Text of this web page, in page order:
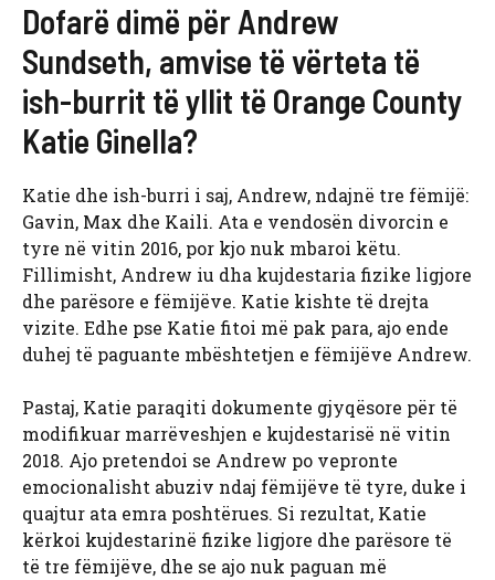
Dofarë dimë për Andrew
Sundseth, amvise të vërteta të
ish-burrit të yllit të Orange County
Katie Ginella?
Katie dhe ish-burri i saj, Andrew, ndajnë tre fëmijë:
Gavin, Max dhe Kaili. Ata e vendosën divorcin e
tyre në vitin 2016, por kjo nuk mbaroi këtu.
Fillimisht, Andrew iu dha kujdestaria fizike ligjore
dhe parësore e fëmijëve. Katie kishte të drejta
vizite. Edhe pse Katie fitoi më pak para, ajo ende
duhej të paguante mbështetjen e fëmijëve Andrew.
Pastaj, Katie paraqiti dokumente gjyqësore për të
modifikuar marrëveshjen e kujdestarisë në vitin
2018. Ajo pretendoi se Andrew po vepronte
emocionalisht abuziv ndaj fëmijëve të tyre, duke i
quajtur ata emra poshtërues. Si rezultat, Katie
kërkoi kujdestarinë fizike ligjore dhe parësore të
të tre fëmijëve, dhe se ajo nuk paguan më